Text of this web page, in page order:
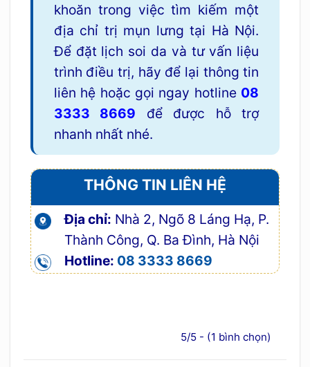
khoăn trong việc tìm kiếm một
địa chỉ trị mụn lưng tại Hà Nội.
Để đặt lịch soi da và tư vấn liệu
trình điều trị, hãy để lại thông tin
liên hệ hoặc gọi ngay hotline 08
3333 8669 để được hỗ trợ
nhanh nhất nhé.
THÔNG TIN LIÊN HỆ
Địa chỉ: Nhà 2, Ngõ 8 Láng Hạ, P.
Thành Công, Q. Ba Đình, Hà Nội
Hotline: 08 3333 8669
5/5 - (1 bình chọn)